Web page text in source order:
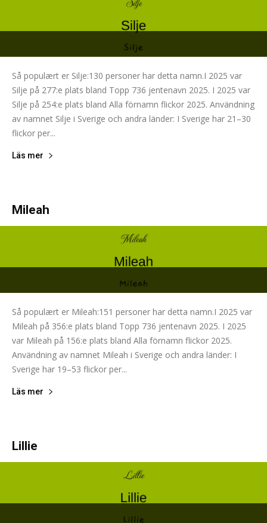
Så populært er Silje:130 personer har detta namn.I 2025 var
Silje på 277:e plats bland Topp 736 jentenavn 2025. I 2025 var
Silje på 254:e plats bland Alla förnamn flickor 2025. Användning
av namnet Silje i Sverige och andra länder: I Sverige har 21–30
flickor per...
Läs mer
Mileah
Så populært er Mileah:151 personer har detta namn.I 2025 var
Mileah på 356:e plats bland Topp 736 jentenavn 2025. I 2025
var Mileah på 156:e plats bland Alla förnamn flickor 2025.
Användning av namnet Mileah i Sverige och andra länder: I
Sverige har 19–53 flickor per...
Läs mer
Lillie